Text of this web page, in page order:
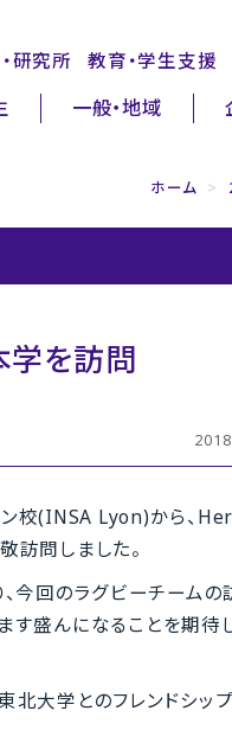
研究所 教育・学生支援
一般・地域
ホーム >
学を訪問
校(INSA Lyon)から、
訪問しました。
今回のラグビーチームの
盛んになることを期待し
大学とのフレンドシッ